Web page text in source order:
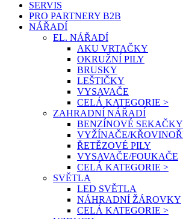
SERVIS
PRO PARTNERY B2B
NÁŘADÍ
EL. NÁŘADÍ
AKU VRTAČKY
OKRUŽNÍ PILY
BRUSKY
LEŠTIČKY
VYSAVAČE
CELÁ KATEGORIE >
ZAHRADNÍ NÁŘADÍ
BENZÍNOVÉ SEKAČKY
VYŽÍNAČE/
ŘETĚZOVÉ PILY
VYSAVAČE/FOUKAČE
CELÁ KATEGORIE >
SVĚTLA
LED SVĚTLA
NÁHRADNÍ ŽÁROVKY
CELÁ KATEGORIE >